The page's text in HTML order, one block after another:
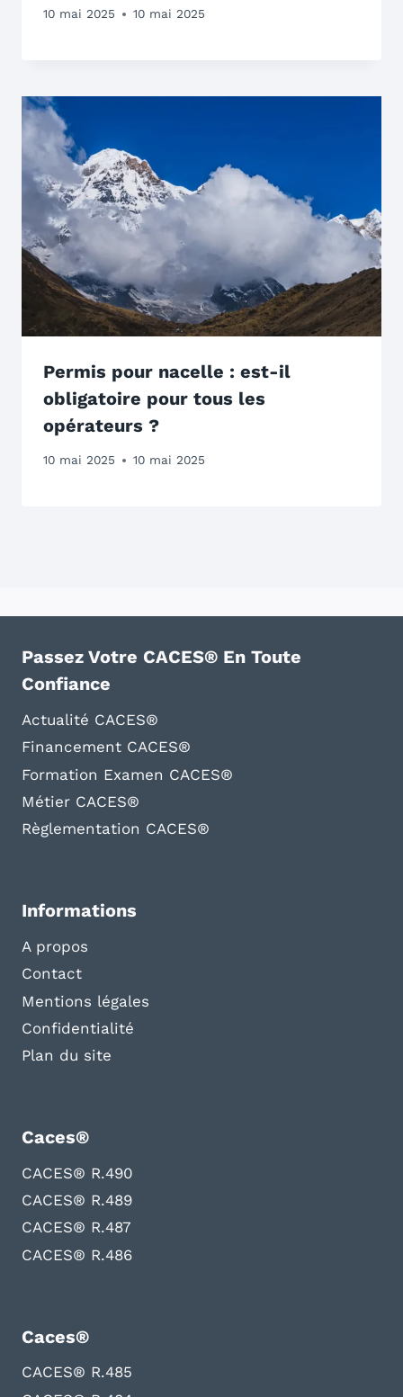
10 mai 2025 10 mai 2025
Permis pour nacelle : est-il
obligatoire pour tous les
opérateurs ?
10 mai 2025 10 mai 2025
Passez Votre CACES® En Toute
Confiance
Actualité CACES®
Financement CACES®
Formation Examen CACES®
Métier CACES®
Règlementation CACES®
Informations
A propos
Contact
Mentions légales
Confidentialité
Plan du site
Caces®
CACES® R.490
CACES® R.489
CACES® R.487
CACES® R.486
Caces®
CACES® R.485